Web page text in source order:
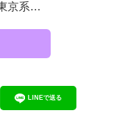
京系…
LINEで送る